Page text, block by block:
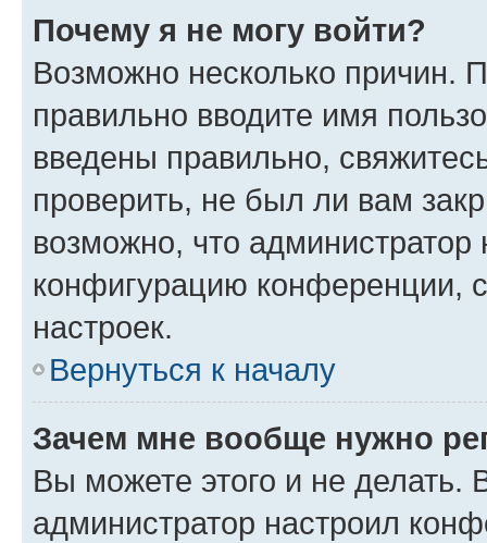
Почему я не могу войти?
Возможно несколько причин.
правильно вводите имя
введены правильно,
проверить, не был ли вам
возможно, что администратор
конфигурацию конференции,
настроек.
Вернуться к началу
Зачем мне вообще нужно
Вы можете этого и не делать.
администратор настроил